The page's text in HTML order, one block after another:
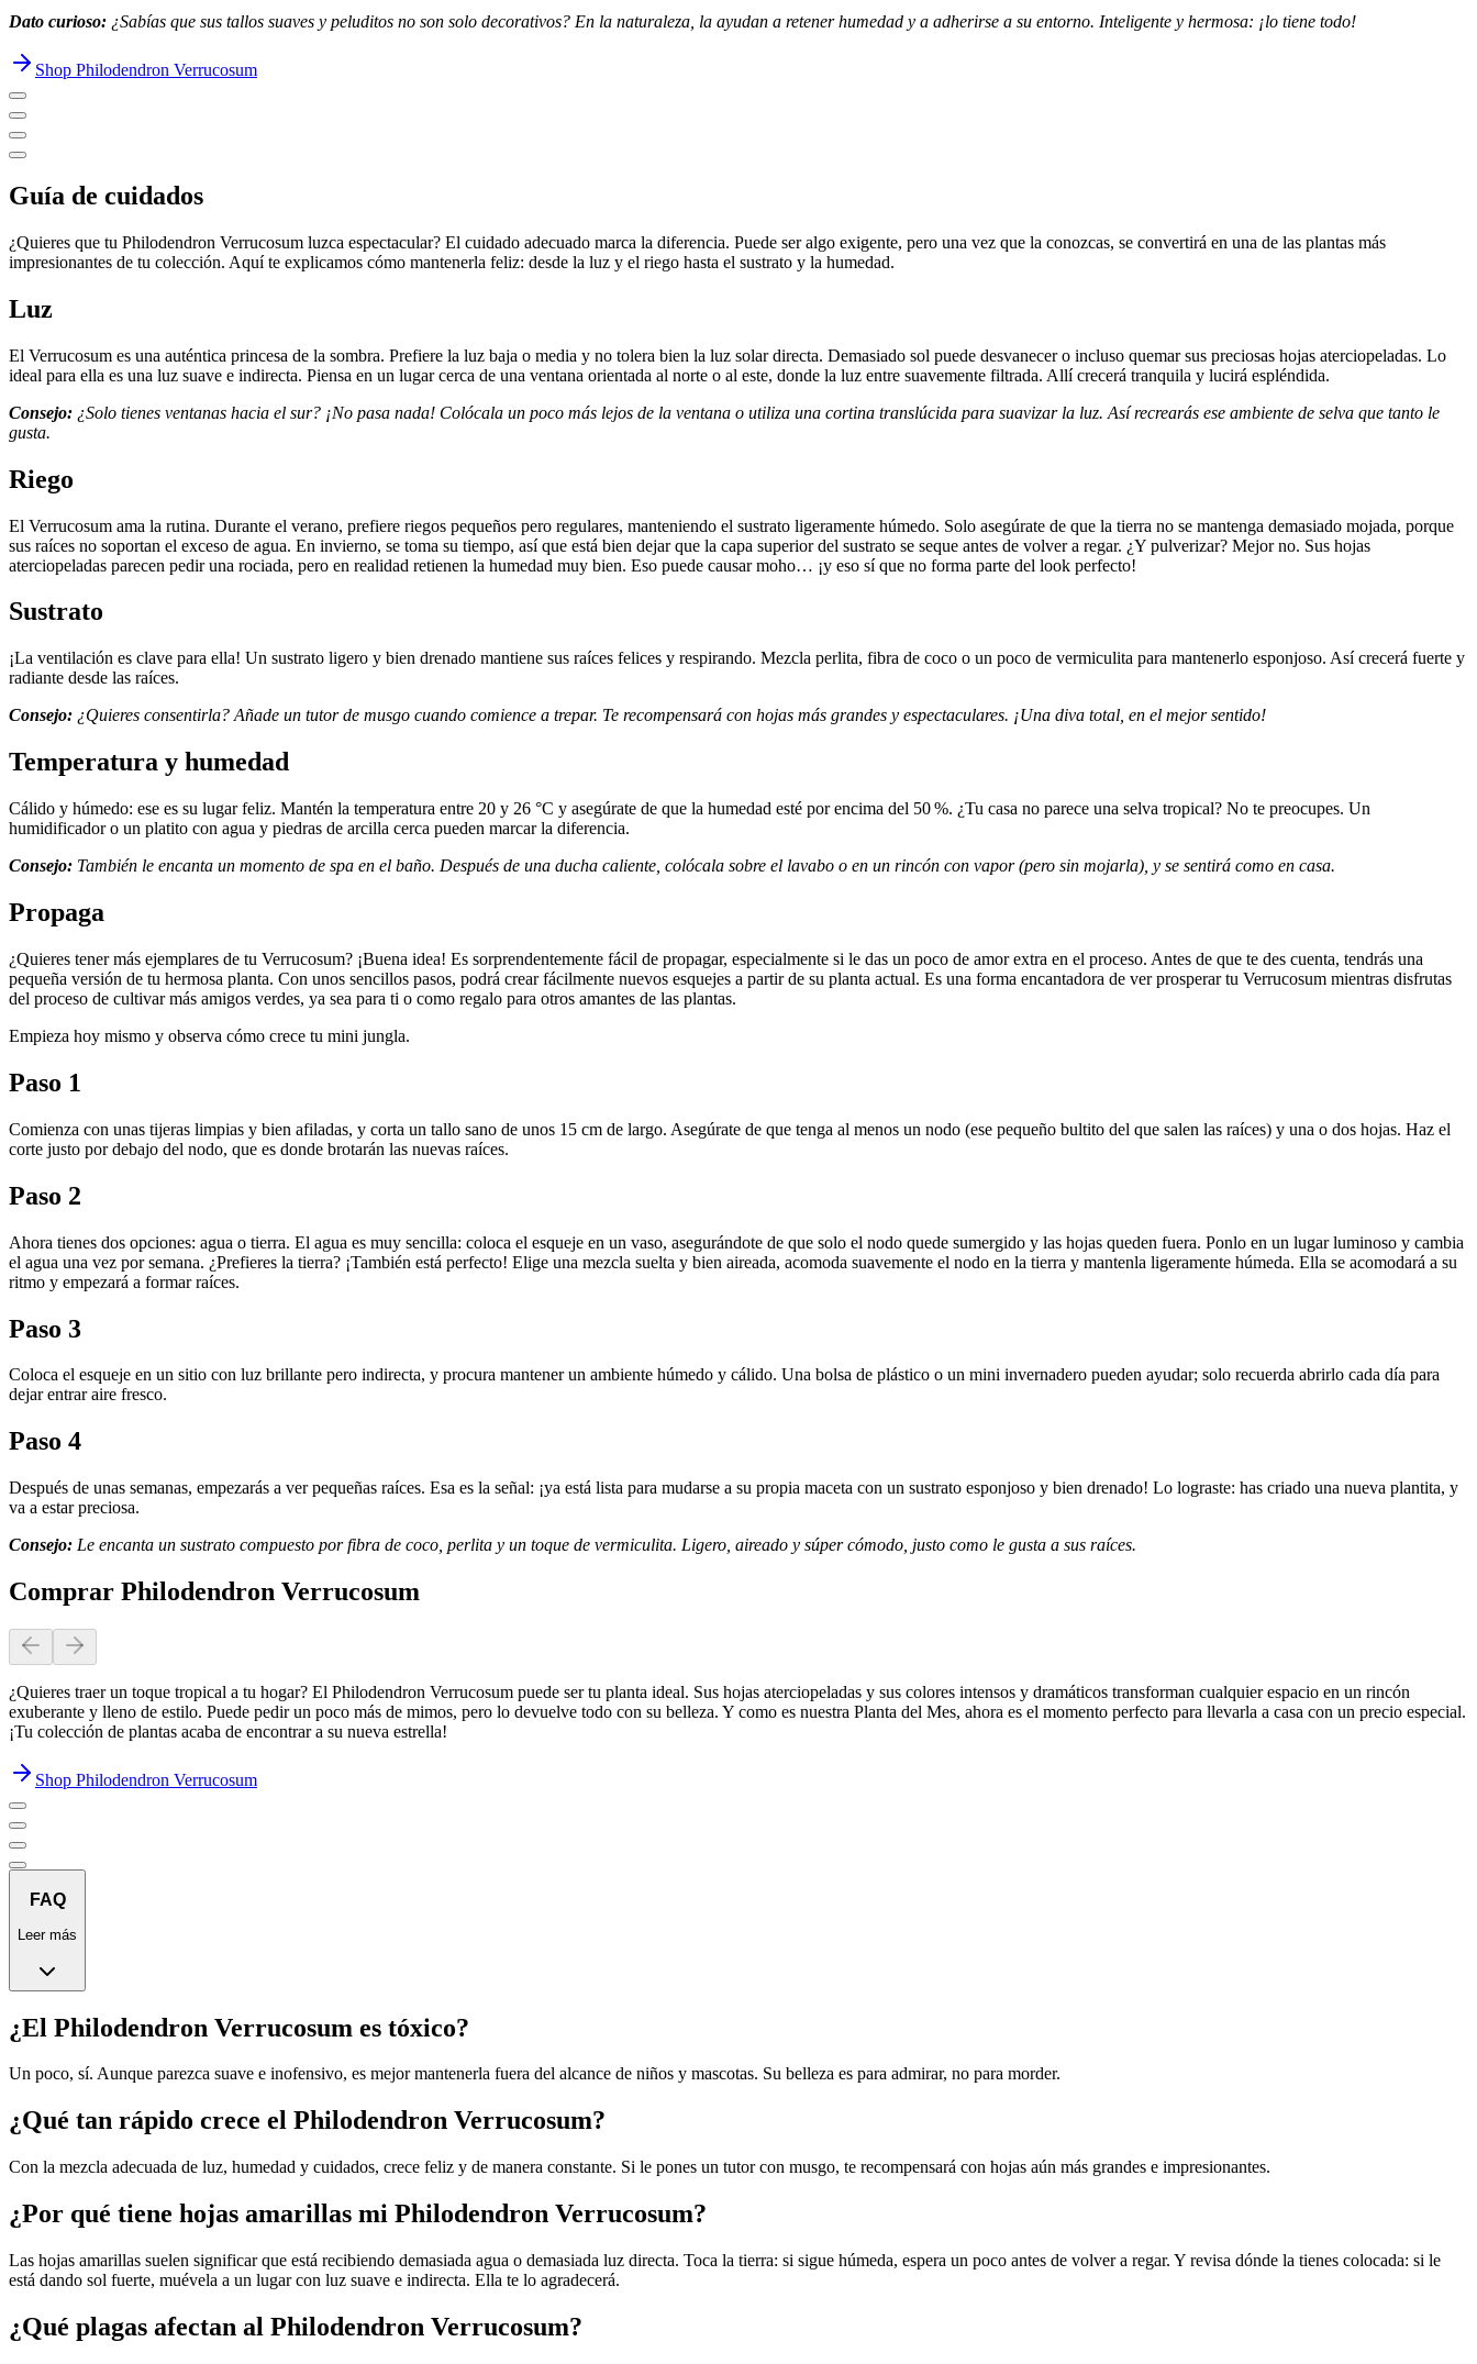
Dato curioso: ¿Sabías que sus tallos suaves y peluditos no son solo decorativos? En la naturaleza, la ayudan a retener humedad y a adherirse a su entorno. Inteligente y hermosa: ¡lo tiene todo!
Shop Philodendron Verrucosum
Guía de cuidados
¿Quieres que tu Philodendron Verrucosum luzca espectacular? El cuidado adecuado marca la diferencia. Puede ser algo exigente, pero una vez que la conozcas, se convertirá en una de las plantas más
impresionantes de tu colección. Aquí te explicamos cómo mantenerla feliz: desde la luz y el riego hasta el sustrato y la humedad.
Luz
El Verrucosum es una auténtica princesa de la sombra. Prefiere la luz baja o media y no tolera bien la luz solar directa. Demasiado sol puede desvanecer o incluso quemar sus preciosas hojas aterciopeladas. Lo
ideal para ella es una luz suave e indirecta. Piensa en un lugar cerca de una ventana orientada al norte o al este, donde la luz entre suavemente filtrada. Allí crecerá tranquila y lucirá espléndida.
Consejo: ¿Solo tienes ventanas hacia el sur? ¡No pasa nada! Colócala un poco más lejos de la ventana o utiliza una cortina translúcida para suavizar la luz. Así recrearás ese ambiente de selva que tanto le
gusta.
Riego
El Verrucosum ama la rutina. Durante el verano, prefiere riegos pequeños pero regulares, manteniendo el sustrato ligeramente húmedo. Solo asegúrate de que la tierra no se mantenga demasiado mojada, porque
sus raíces no soportan el exceso de agua. En invierno, se toma su tiempo, así que está bien dejar que la capa superior del sustrato se seque antes de volver a regar. ¿Y pulverizar? Mejor no. Sus hojas
aterciopeladas parecen pedir una rociada, pero en realidad retienen la humedad muy bien. Eso puede causar moho… ¡y eso sí que no forma parte del look perfecto!
Sustrato
¡La ventilación es clave para ella! Un sustrato ligero y bien drenado mantiene sus raíces felices y respirando. Mezcla perlita, fibra de coco o un poco de vermiculita para mantenerlo esponjoso. Así crecerá fuerte y
radiante desde las raíces.
Consejo: ¿Quieres consentirla? Añade un tutor de musgo cuando comience a trepar. Te recompensará con hojas más grandes y espectaculares. ¡Una diva total, en el mejor sentido!
Temperatura y humedad
Cálido y húmedo: ese es su lugar feliz. Mantén la temperatura entre 20 y 26 °C y asegúrate de que la humedad esté por encima del 50 %. ¿Tu casa no parece una selva tropical? No te preocupes. Un
humidificador o un platito con agua y piedras de arcilla cerca pueden marcar la diferencia.
Consejo: También le encanta un momento de spa en el baño. Después de una ducha caliente, colócala sobre el lavabo o en un rincón con vapor (pero sin mojarla), y se sentirá como en casa.
Propaga
¿Quieres tener más ejemplares de tu Verrucosum? ¡Buena idea! Es sorprendentemente fácil de propagar, especialmente si le das un poco de amor extra en el proceso. Antes de que te des cuenta, tendrás una
pequeña versión de tu hermosa planta. Con unos sencillos pasos, podrá crear fácilmente nuevos esquejes a partir de su planta actual. Es una forma encantadora de ver prosperar tu Verrucosum mientras disfrutas
del proceso de cultivar más amigos verdes, ya sea para ti o como regalo para otros amantes de las plantas.
Empieza hoy mismo y observa cómo crece tu mini jungla.
Paso 1
Comienza con unas tijeras limpias y bien afiladas, y corta un tallo sano de unos 15 cm de largo. Asegúrate de que tenga al menos un nodo (ese pequeño bultito del que salen las raíces) y una o dos hojas. Haz el
corte justo por debajo del nodo, que es donde brotarán las nuevas raíces.
Paso 2
Ahora tienes dos opciones: agua o tierra. El agua es muy sencilla: coloca el esqueje en un vaso, asegurándote de que solo el nodo quede sumergido y las hojas queden fuera. Ponlo en un lugar luminoso y cambia
el agua una vez por semana. ¿Prefieres la tierra? ¡También está perfecto! Elige una mezcla suelta y bien aireada, acomoda suavemente el nodo en la tierra y mantenla ligeramente húmeda. Ella se acomodará a su
ritmo y empezará a formar raíces.
Paso 3
Coloca el esqueje en un sitio con luz brillante pero indirecta, y procura mantener un ambiente húmedo y cálido. Una bolsa de plástico o un mini invernadero pueden ayudar; solo recuerda abrirlo cada día para
dejar entrar aire fresco.
Paso 4
Después de unas semanas, empezarás a ver pequeñas raíces. Esa es la señal: ¡ya está lista para mudarse a su propia maceta con un sustrato esponjoso y bien drenado! Lo lograste: has criado una nueva plantita, y
va a estar preciosa.
Consejo: Le encanta un sustrato compuesto por fibra de coco, perlita y un toque de vermiculita. Ligero, aireado y súper cómodo, justo como le gusta a sus raíces.
Comprar Philodendron Verrucosum
¿Quieres traer un toque tropical a tu hogar? El Philodendron Verrucosum puede ser tu planta ideal. Sus hojas aterciopeladas y sus colores intensos y dramáticos transforman cualquier espacio en un rincón
exuberante y lleno de estilo. Puede pedir un poco más de mimos, pero lo devuelve todo con su belleza. Y como es nuestra Planta del Mes, ahora es el momento perfecto para llevarla a casa con un precio especial.
¡Tu colección de plantas acaba de encontrar a su nueva estrella!
Shop Philodendron Verrucosum
FAQ
Leer más
¿El Philodendron Verrucosum es tóxico?
Un poco, sí. Aunque parezca suave e inofensivo, es mejor mantenerla fuera del alcance de niños y mascotas. Su belleza es para admirar, no para morder.
¿Qué tan rápido crece el Philodendron Verrucosum?
Con la mezcla adecuada de luz, humedad y cuidados, crece feliz y de manera constante. Si le pones un tutor con musgo, te recompensará con hojas aún más grandes e impresionantes.
¿Por qué tiene hojas amarillas mi Philodendron Verrucosum?
Las hojas amarillas suelen significar que está recibiendo demasiada agua o demasiada luz directa. Toca la tierra: si sigue húmeda, espera un poco antes de volver a regar. Y revisa dónde la tienes colocada: si le
está dando sol fuerte, muévela a un lugar con luz suave e indirecta. Ella te lo agradecerá.
¿Qué plagas afectan al Philodendron Verrucosum?